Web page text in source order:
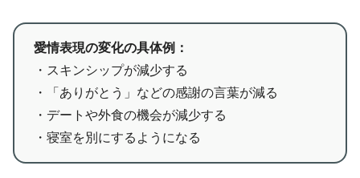
愛情表現の変化の具体例：
・スキンシップが減少する
・「ありがとう」などの感謝の言葉が減る
・デートや外食の機会が減少する
・寝室を別にするようになる